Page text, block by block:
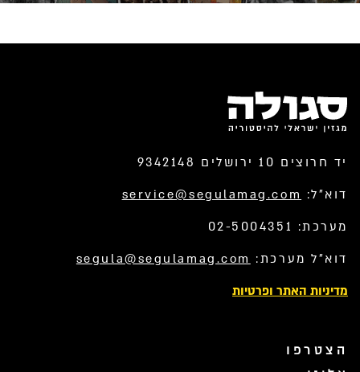
יד חרוצים 10 ירושלים 9342148
דוא”ל: service@segulamag.com
מערכת: 02-5004351
דוא”ל מערכת: segula@segulamag.com
מדיניות האתר ופרטיות
הצטרפו